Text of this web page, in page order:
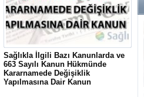
Sağlıkla İlgili Bazı Kanunlarda ve
663 Sayılı Kanun Hükmünde
Kararnamede Değişiklik
Yapılmasına Dair Kanun